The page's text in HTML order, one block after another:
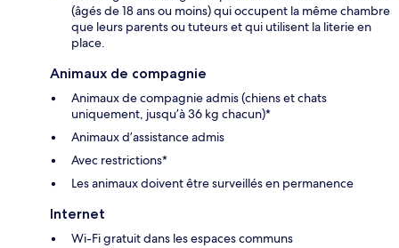
(âgés de 18 ans ou moins) qui occupent la même chambre
que leurs parents ou tuteurs et qui utilisent la literie en
place.
Animaux de compagnie
Animaux de compagnie admis (chiens et chats
uniquement, jusqu’à 36 kg chacun)*
Animaux d’assistance admis
Avec restrictions*
Les animaux doivent être surveillés en permanence
Internet
Wi-Fi gratuit dans les espaces communs